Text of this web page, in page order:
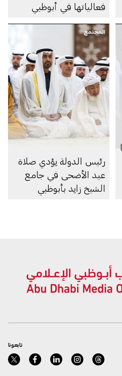
فعالياتها في أبوظبي
المجتمع
رئيس الدولة يؤدي صلاة
عيد الأضحى في جامع
الشيخ زايد بأبوظبي
تابعونا